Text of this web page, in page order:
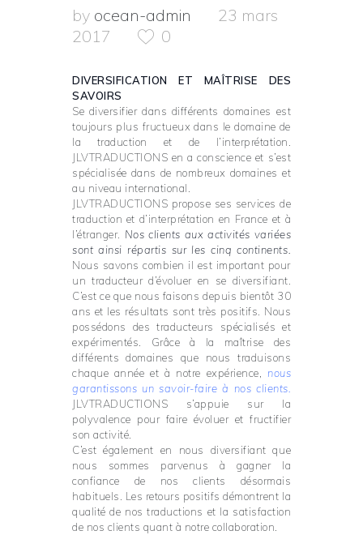
by ocean-admin
23 mars
2017
0
DIVERSIFICATION ET MAÎTRISE DES
SAVOIRS
Se diversifier dans différents domaines est
toujours plus fructueux dans le domaine de
la traduction et de l’interprétation.
JLVTRADUCTIONS en a conscience et s’est
spécialisée dans de nombreux domaines et
au niveau international.
JLVTRADUCTIONS propose ses services de
traduction et d’interprétation en France et à
l’étranger. Nos clients aux activités variées
sont ainsi répartis sur les cinq continents.
Nous savons combien il est important pour
un traducteur d’évoluer en se diversifiant.
C’est ce que nous faisons depuis bientôt 30
ans et les résultats sont très positifs. Nous
possédons des traducteurs spécialisés et
expérimentés. Grâce à la maîtrise des
différents domaines que nous traduisons
chaque année et à notre expérience, nous
garantissons un savoir-faire à nos clients.
JLVTRADUCTIONS s’appuie sur la
polyvalence pour faire évoluer et fructifier
son activité.
C’est également en nous diversifiant que
nous sommes parvenus à gagner la
confiance de nos clients désormais
habituels. Les retours positifs démontrent la
qualité de nos traductions et la satisfaction
de nos clients quant à notre collaboration.